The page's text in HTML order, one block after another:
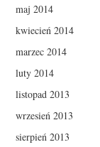
maj 2014
kwiecień 2014
marzec 2014
luty 2014
listopad 2013
wrzesień 2013
sierpień 2013